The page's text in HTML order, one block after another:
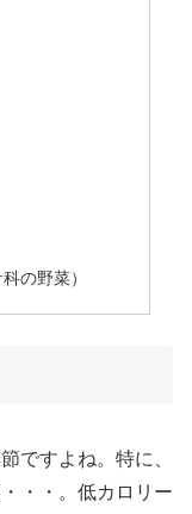
の野菜）
ですよね。特に、
・・。低カロリー